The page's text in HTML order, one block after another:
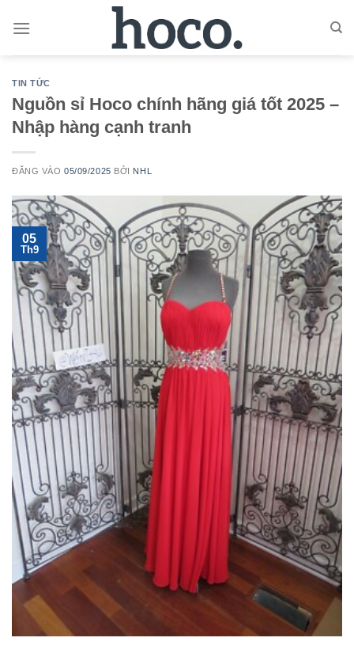
qua
TIN TỨC
Nguồn sỉ Hoco chính hãng giá tốt 2025 –
Nhập hàng cạnh tranh
ĐĂNG VÀO05/09/2025 BỞI NHL
05
Th9